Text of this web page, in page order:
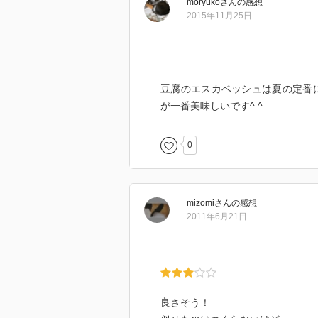
moryukoさんの感想
2015年11月25日
豆腐のエスカベッシュは夏の定
が一番美味しいです^ ^
0
mizomiさんの感想
2011年6月21日
良さそう！